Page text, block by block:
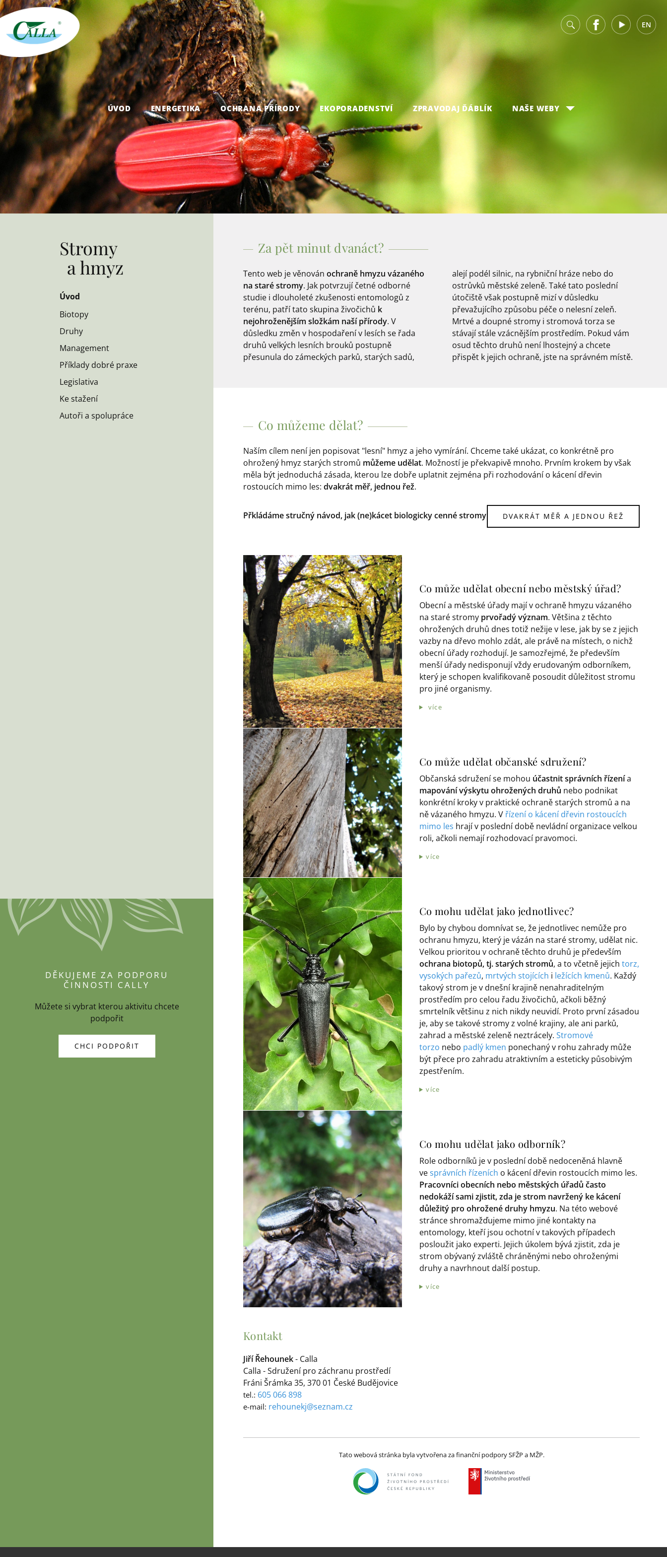
v FacebookYoutube EN
ÚVOD ENERGETIKA OCHRANA PŘÍRODY EKOPORADENSTVÍ ZPRAVODAJ ĎÁBLÍK NAŠE WEBY
Stromy
a hmyz
Úvod
Biotopy
Druhy
Management
Příklady dobré praxe
Legislativa
Ke stažení
Autoři a spolupráce
Za pět minut dvanáct?
Tento web je věnovánochraně hmyzu vázaného
na staré stromy. Jak potvrzují četné odborné
studie i dlouholeté zkušenosti entomologů z
terénu, patří tato skupina živočichů k
nejohroženějším složkám naší přírody. V
důsledku změn v hospodaření v lesích se řada
druhů velkých lesních brouků postupně
přesunula do zámeckých parků, starých sadů,
alejí podél silnic, na rybniční hráze nebo do
ostrůvků městské zeleně. Také tato poslední
útočiště však postupně mizí v důsledku
převažujícího způsobu péče o nelesní zeleň.
Mrtvé a doupné stromy i stromová torza se
stávají stále vzácnějším prostředím. Pokud vám
osud těchto druhů není lhostejný a chcete
přispět k jejich ochraně, jste na správném místě.
Co můžeme dělat?
Naším cílem není jen popisovat "lesní" hmyz a jeho vymírání. Chceme také ukázat, co konkrétně pro
ohrožený hmyz starých stromů můžeme udělat. Možností je překvapivě mnoho. Prvním krokem by však
měla být jednoduchá zásada, kterou lze dobře uplatnit zejména při rozhodování o kácení dřevin
rostoucích mimo les:dvakrát měř, jednou řež.
Přkládáme stručný návod, jak (ne)kácet biologicky cenné stromy DVAKRÁT MĚŘ A JEDNOU ŘEŽ
Co může udělat obecní nebo městský úřad?
Obecní a městské úřady mají v ochraně hmyzu vázaného
na staré stromy prvořadý význam. Většina z těchto
ohrožených druhů dnes totiž nežije v lese, jak by se z jejich
vazby na dřevo mohlo zdát, ale právě na místech, o nichž
obecní úřady rozhodují. Je samozřejmé, že především
menší úřady nedisponují vždy erudovaným odborníkem,
který je schopen kvalifikovaně posoudit důležitost stromu
pro jiné organismy.
více
Co může udělat občanské sdružení?
Občanská sdružení se mohou účastnit správních řízenía
mapování výskytu ohrožených druhů nebo podnikat
konkrétní kroky v praktické ochraně starých stromů a na
ně vázaného hmyzu. V řízení o kácení dřevin rostoucích
mimo les hrají v poslední době nevládní organizace velkou
roli, ačkoli nemají rozhodovací pravomoci.
více
Co mohu udělat jako jednotlivec?
Bylo by chybou domnívat se, že jednotlivec nemůže pro
ochranu hmyzu, který je vázán na staré stromy, udělat nic.
Velkou prioritou v ochraně těchto druhů je především
ochrana biotopů, tj. starých stromů, a to včetně jejich torz,
vysokých pařezů, mrtvých stojících i ležících kmenů. Každý
takový strom je v dnešní krajině nenahraditelným
prostředím pro celou řadu živočichů, ačkoli běžný
smrtelník většinu z nich nikdy neuvidí. Proto první zásadou
je, aby se takové stromy z volné krajiny, ale ani parků,
zahrad a městské zeleně neztrácely. Stromové
torzo nebo padlý kmen ponechaný v rohu zahrady může
být přece pro zahradu atraktivním a esteticky působivým
zpestřením.
více
Co mohu udělat jako odborník?
Role odborníků je v poslední době nedoceněná hlavně
vesprávních řízeních o kácení dřevin rostoucích mimo les.
Pracovníci obecních nebo městských úřadů často
nedokáží sami zjistit, zda je strom navržený ke kácení
důležitý pro ohrožené druhy hmyzu. Na této webové
stránce shromažďujeme mimo jiné kontakty na
entomology, kteří jsou ochotní v takových případech
posloužit jako experti. Jejich úkolem bývá zjistit, zda je
strom obývaný zvláště chráněnými nebo ohroženými
druhy a navrhnout další postup.
více
Kontakt
Jiří Řehounek- Calla
Calla - Sdružení pro záchranu prostředí
Fráni Šrámka 35, 370 01 České Budějovice
tel.: 605 066 898
e-mail: rehounekj@seznam.cz
Tato webová stránka byla vytvořena za finanční podpory SFŽP a MŽP.
DĚKUJEME ZA PODPORU
ČINNOSTI CALLY
Můžete si vybrat kterou aktivitu chcete
podpořit
CHCI PODPOŘIT